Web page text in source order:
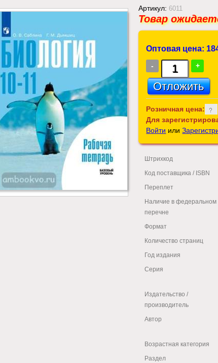
Артикул: 6011
Товар
Оптовая цена:
- +
Розничная цена:
Для
Войти или
Штрихкод
Код поставщика / ISBN
Переплет
Наличие в федеральном
перечне
Формат
Количество страниц
Год издания
Серия
Издательство /
производитель
Автор
Возрастная категория
Раздел